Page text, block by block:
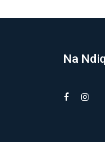
Na